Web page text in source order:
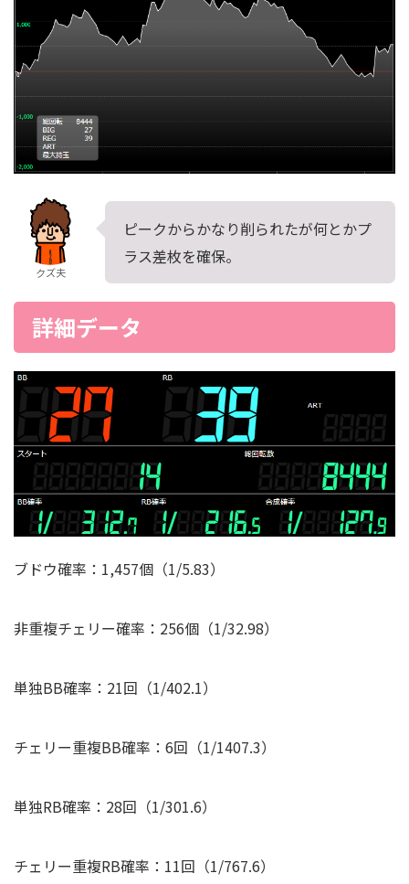
クズ夫
ピークからかなり削られたが何とかプ
ラス差枚を確保。
詳細データ
ブドウ確率：1,457個（1/5.83）
非重複チェリー確率：256個（1/32.98）
単独BB確率：21回（1/402.1）
チェリー重複BB確率：6回（1/1407.3）
単独RB確率：28回（1/301.6）
チェリー重複RB確率：11回（1/767.6）